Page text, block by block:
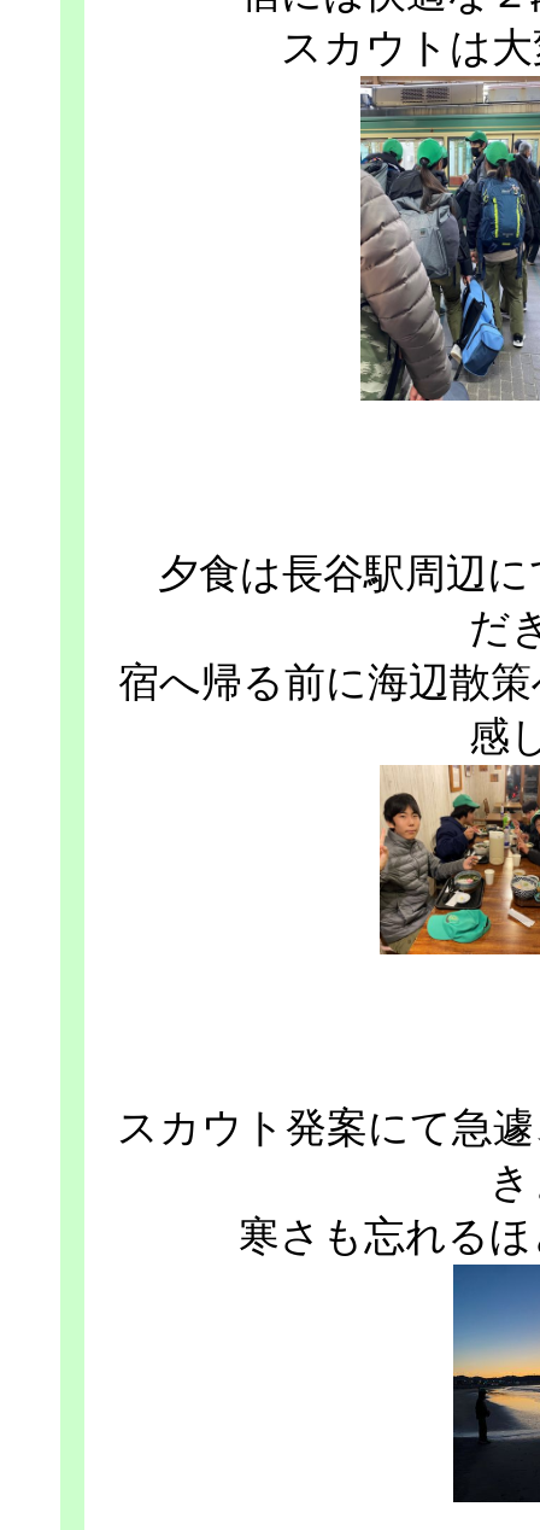
スカウトは
夕食は長谷駅周辺に
だ
宿へ帰る前に海辺散
感
スカウト発案にて急
寒さも忘れる